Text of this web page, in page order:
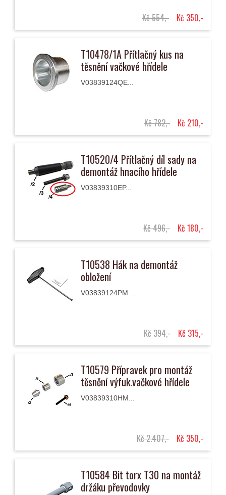
Kč 554,- Kč 350,-
T10478/1A Přítlačný kus na
těsnění vačkové hřídele
V03839124QE...
Kč 782,- Kč 210,-
T10520/4 Přítlačný díl sady na
demontáž hnacího hřídele
V03839310EP...
Kč 496,- Kč 180,-
T10538 Hák na demontáž
obložení
V03839124PM ...
Kč 394,- Kč 315,-
T10579 Přípravek pro montáž
těsnění výfuk.vačkové hřídele
V03839310HM...
Kč 2.407,- Kč 350,-
T10584 Bit torx T30 na montáž
držáku převodovky